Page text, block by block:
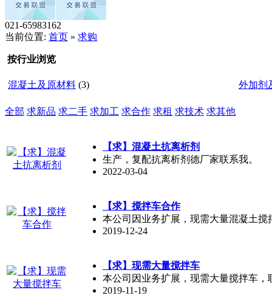
021-65983162
当前位置: 首页 » 求购
按行业浏览
混凝土及原材料 (3) 外加剂
全部 求新品 求二手 求加工 求合作 求租 求技术 求其他
【求】混凝土抗离析剂
生产，复配抗离析剂德厂家联系我。
2022-03-04
【求】搅拌车合作
本公司因业务扩展，现需大量混凝土搅
2019-12-24
【求】现需大量搅拌车
本公司因业务扩展，现需大量搅拌车，
2019-11-19